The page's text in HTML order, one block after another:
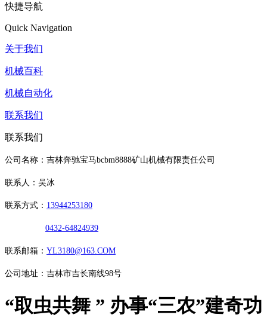
快捷导航
Quick Navigation
关于我们
机械百科
机械自动化
联系我们
联系我们
公司名称：吉林奔驰宝马bcbm8888矿山机械有限责任公司
联系人：吴冰
联系方式： 13944253180
0432-64824939
联系邮箱： YL3180@163.COM
公司地址：吉林市吉长南线98号
“取虫共舞 ” 办事“三农”建奇功